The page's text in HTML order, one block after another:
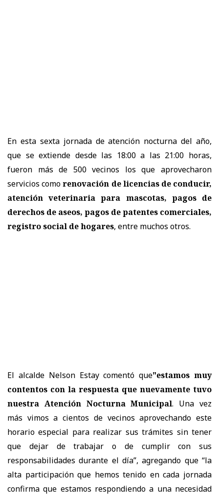
En esta sexta jornada de atención nocturna del año,
que se extiende desde las 18:00 a las 21:00 horas,
fueron más de 500 vecinos los que aprovecharon
servicios comorenovación de licencias de conducir,
atención veterinaria para mascotas, pagos de
derechos de aseos, pagos de patentes comerciales,
registro social de hogares, entre muchos otros.
El alcalde Nelson Estay comentó que"estamos muy
contentos con la respuesta que nuevamente tuvo
nuestra Atención Nocturna Municipal. Una vez
más vimos a cientos de vecinos aprovechando este
horario especial para realizar sus trámites sin tener
que dejar de trabajar o de cumplir con sus
responsabilidades durante el día”, agregando que “la
alta participación que hemos tenido en cada jornada
confirma que estamos respondiendo a una necesidad